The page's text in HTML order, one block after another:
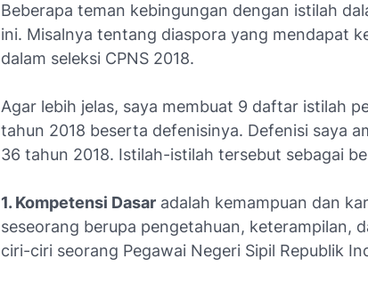
Beberapa teman kebingungan dengan istilah
ini. Misalnya tentang diaspora yang mendapat
dalam seleksi CPNS 2018.
Agar lebih jelas, saya membuat 9 daftar istilah
tahun 2018 beserta defenisinya. Defenisi saya
36 tahun 2018. Istilah-istilah tersebut sebagai
1. Kompetensi Dasar adalah kemampuan dan
seseorang berupa pengetahuan, keterampilan,
ciri-ciri seorang Pegawai Negeri Sipil Republik